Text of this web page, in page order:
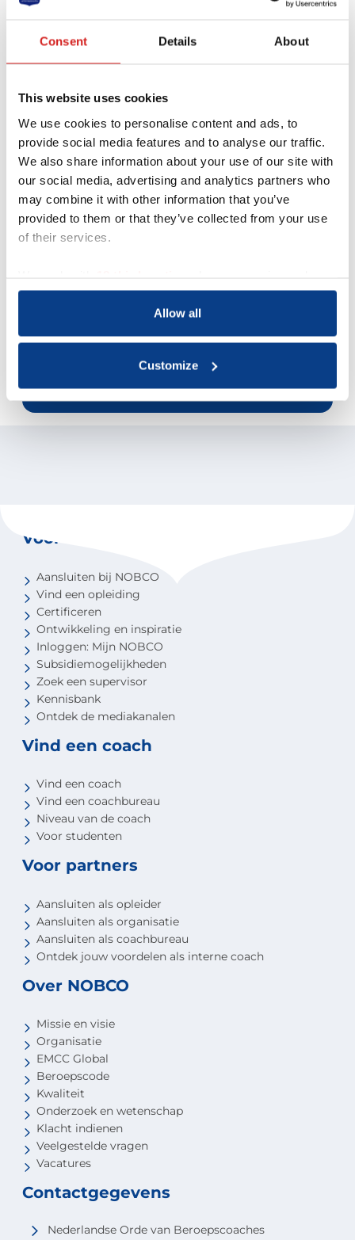
Consent Details About
This website uses cookies
We use cookies to personalise content and ads, to
provide social media features and to analyse our traffic.
We also share information about your use of our site with
our social media, advertising and analytics partners who
may combine it with other information that you’ve
provided to them or that they’ve collected from your use
of their services.
process your information.
Allow all
Customize
Acquisitie wordt niet op
prijs gesteld
bedoeld voor acquisitie door bedrijven of
organisaties met commerciële
contact opnemen met mw drs. G. te
Gussinklo, bestuurslid van NOBCO, via
Voor coaches
Aansluiten bij NOBCO
Vind een opleiding
Certificeren
Ontwikkeling en inspiratie
Inloggen: Mijn NOBCO
Subsidiemogelijkheden
Zoek een supervisor
Kennisbank
Ontdek de mediakanalen
Vind een coach
Vind een coach
Vind een coachbureau
Niveau van de coach
Voor studenten
Voor partners
Aansluiten als opleider
Aansluiten als organisatie
Aansluiten als coachbureau
Ontdek jouw voordelen als interne coach
Over NOBCO
Missie en visie
Organisatie
EMCC Global
Beroepscode
Kwaliteit
Onderzoek en wetenschap
Klacht indienen
Veelgestelde vragen
Vacatures
Contactgegevens
Nederlandse Orde van Beroepscoaches